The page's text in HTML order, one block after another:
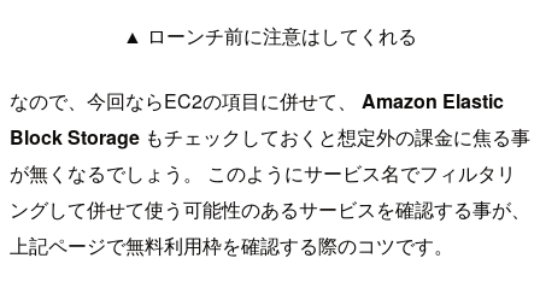
▲ ローンチ前に注意はしてくれる
なので、今回ならEC2の項目に併せて、 Amazon Elastic
Block Storage もチェックしておくと想定外の課金に焦る事
が無くなるでしょう。 このようにサービス名でフィルタリ
ングして併せて使う可能性のあるサービスを確認する事が、
上記ページで無料利用枠を確認する際のコツです。